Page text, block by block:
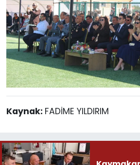
Kaynak: FADİME YILDIRIM